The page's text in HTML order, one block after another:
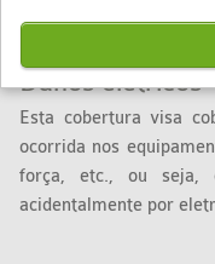
Danos elétricos
Esta cobertura visa
ocorrida nos
força, etc., ou seja,
acidentalmente por